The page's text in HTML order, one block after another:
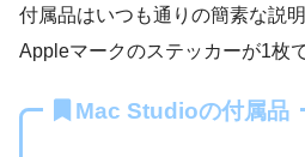
付属品はいつも通りの簡素な説
Appleマークのステッカーが1枚で
Mac Studioの付属品